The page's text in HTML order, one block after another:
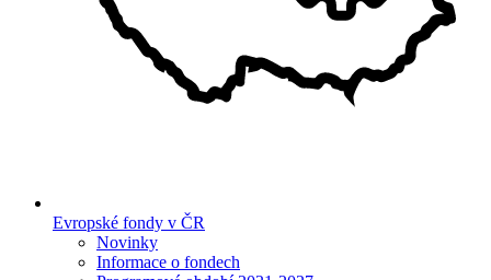
Evropské fondy v ČR
Novinky
Informace o fondech